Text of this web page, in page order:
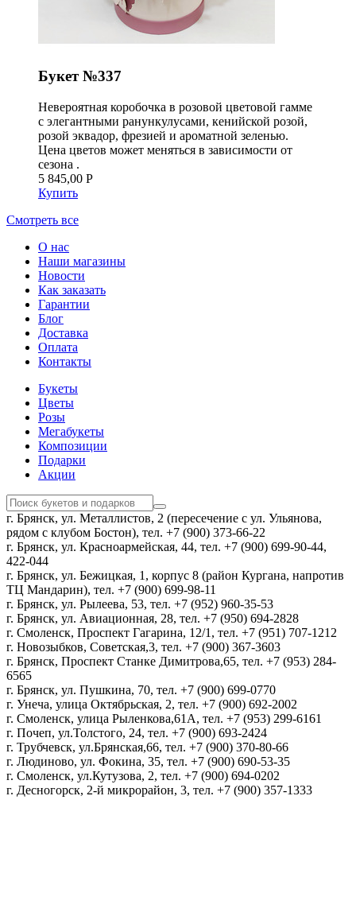
Букет №337
Невероятная коробочка в розовой цветовой гамме
с элегантными ранункулусами, кенийской розой,
розой эквадор, фрезией и ароматной зеленью.
Цена цветов может меняться в зависимости от
сезона .
5 845,00 Р
Купить
Смотреть все
О нас
Наши магазины
Новости
Как заказать
Гарантии
Блог
Доставка
Оплата
Контакты
Букеты
Цветы
Розы
Мегабукеты
Композиции
Подарки
Акции
г. Брянск, ул. Металлистов, 2 (пересечение с ул. Ульянова,
рядом с клубом Бостон), тел. +7 (900) 373-66-22
г. Брянск, ул. Красноармейская, 44, тел. +7 (900) 699-90-44,
422-044
г. Брянск, ул. Бежицкая, 1, корпус 8 (район Кургана, напротив
ТЦ Мандарин), тел. +7 (900) 699-98-11
г. Брянск, ул. Рылеева, 53, тел. +7 (952) 960-35-53
г. Брянск, ул. Авиационная, 28, тел. +7 (950) 694-2828
г. Смоленск, Проспект Гагарина, 12/1, тел. +7 (951) 707-1212
г. Новозыбков, Советская,3, тел. +7 (900) 367-3603
г. Брянск, Проспект Станке Димитрова,65, тел. +7 (953) 284-
6565
г. Брянск, ул. Пушкина, 70, тел. +7 (900) 699-0770
г. Унеча, улица Октябрьская, 2, тел. +7 (900) 692-2002
г. Смоленск, улица Рыленкова,61А, тел. +7 (953) 299-6161
г. Почеп, ул.Толстого, 24, тел. +7 (900) 693-2424
г. Трубчевск, ул.Брянская,66, тел. +7 (900) 370-80-66
г. Людиново, ул. Фокина, 35, тел. +7 (900) 690-53-35
г. Смоленск, ул.Кутузова, 2, тел. +7 (900) 694-0202
г. Десногорск, 2-й микрорайон, 3, тел. +7 (900) 357-1333